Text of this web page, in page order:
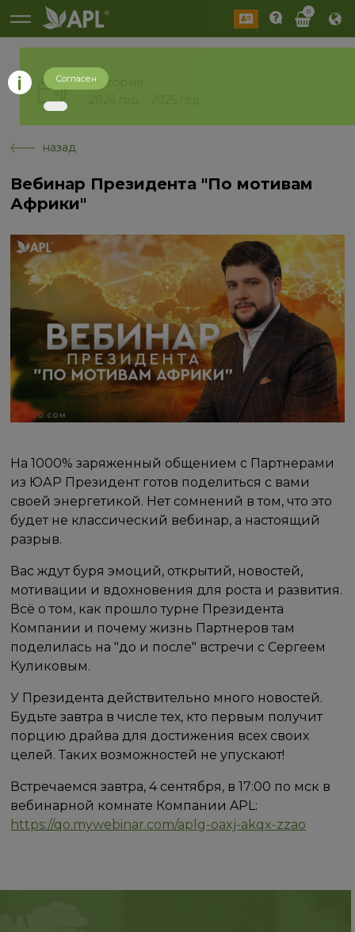
0
История
назад
Вебинар Президента "По мотивам
Африки"
На 1000% заряженный общением с Партнерами
из ЮАР Президент готов поделиться с вами
своей энергетикой. Нет сомнений в том, что это
будет не классический вебинар, а настоящий
разрыв.
Вас ждут буря эмоций, открытий, новостей,
мотивации и вдохновения для роста и развития.
Всё о том, как прошло турне Президента
Компании и почему жизнь Партнеров там
поделилась на "до и после" встречи с Сергеем
Куликовым.
У Президента действительно много новостей.
Будьте завтра в числе тех, кто первым получит
порцию драйва для достижения всех своих
целей. Таких возможностей не упускают!
Встречаемся завтра, 4 сентября, в 17:00 по мск в
вебинарной комнате Компании APL:
https://qo.mywebinar.com/aplg-oaxj-akqx-zzao
Согласен